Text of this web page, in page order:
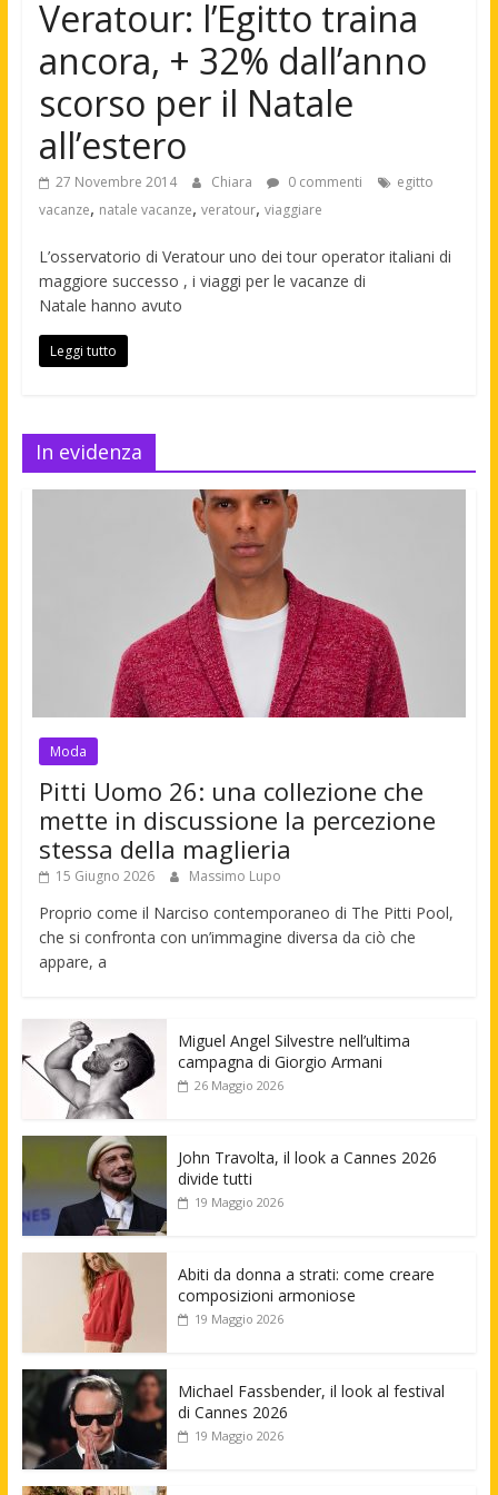
Veratour: l’Egitto traina
ancora, + 32% dall’anno
scorso per il Natale
all’estero
27 Novembre 2014 Chiara 0 commenti
egitto
vacanze, natale vacanze, veratour, viaggiare
L’osservatorio di Veratour uno dei tour operator italiani di
maggiore successo , i viaggi per le vacanze di
Natale hanno avuto
Leggi tutto
In evidenza
Moda
Pitti Uomo 26: una collezione che
mette in discussione la percezione
stessa della maglieria
15 Giugno 2026 Massimo Lupo
Proprio come il Narciso contemporaneo di The Pitti Pool,
che si confronta con un’immagine diversa da ciò che
appare, a
Miguel Angel Silvestre nell’ultima
campagna di Giorgio Armani
26 Maggio 2026
John Travolta, il look a Cannes 2026
divide tutti
19 Maggio 2026
Abiti da donna a strati: come creare
composizioni armoniose
19 Maggio 2026
Michael Fassbender, il look al festival
di Cannes 2026
19 Maggio 2026